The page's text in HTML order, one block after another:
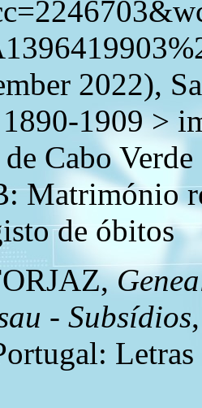
2022),
1909 >
Cabo
Matrimónio
de óbitos
- Subsídios